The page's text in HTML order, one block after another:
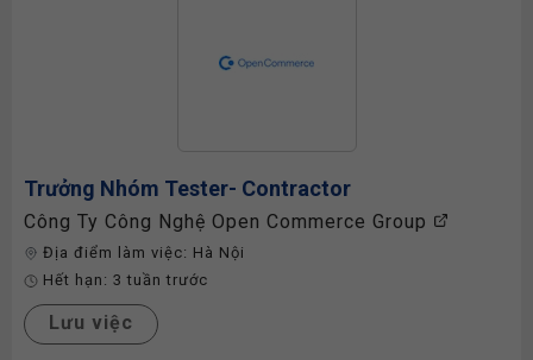
Trưởng Nhóm Tester- Contractor
Công Ty Công Nghệ Open Commerce Group
Địa điểm làm việc: Hà Nội
Hết hạn: 3 tuần trước
Lưu việc